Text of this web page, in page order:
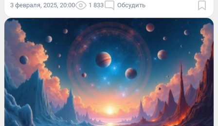
3 февраля, 2025, 20:00 1 833 Обсудить